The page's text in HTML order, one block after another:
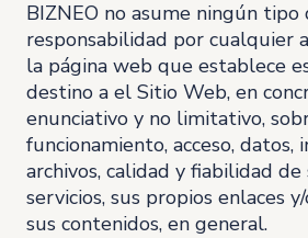
BIZNEO no asume ningún tipo
responsabilidad por cualquier
la página web que establece
destino a el Sitio Web, en
enunciativo y no limitativo,
funcionamiento, acceso, datos,
archivos, calidad y fiabilidad
servicios, sus propios enlaces
sus contenidos, en general.